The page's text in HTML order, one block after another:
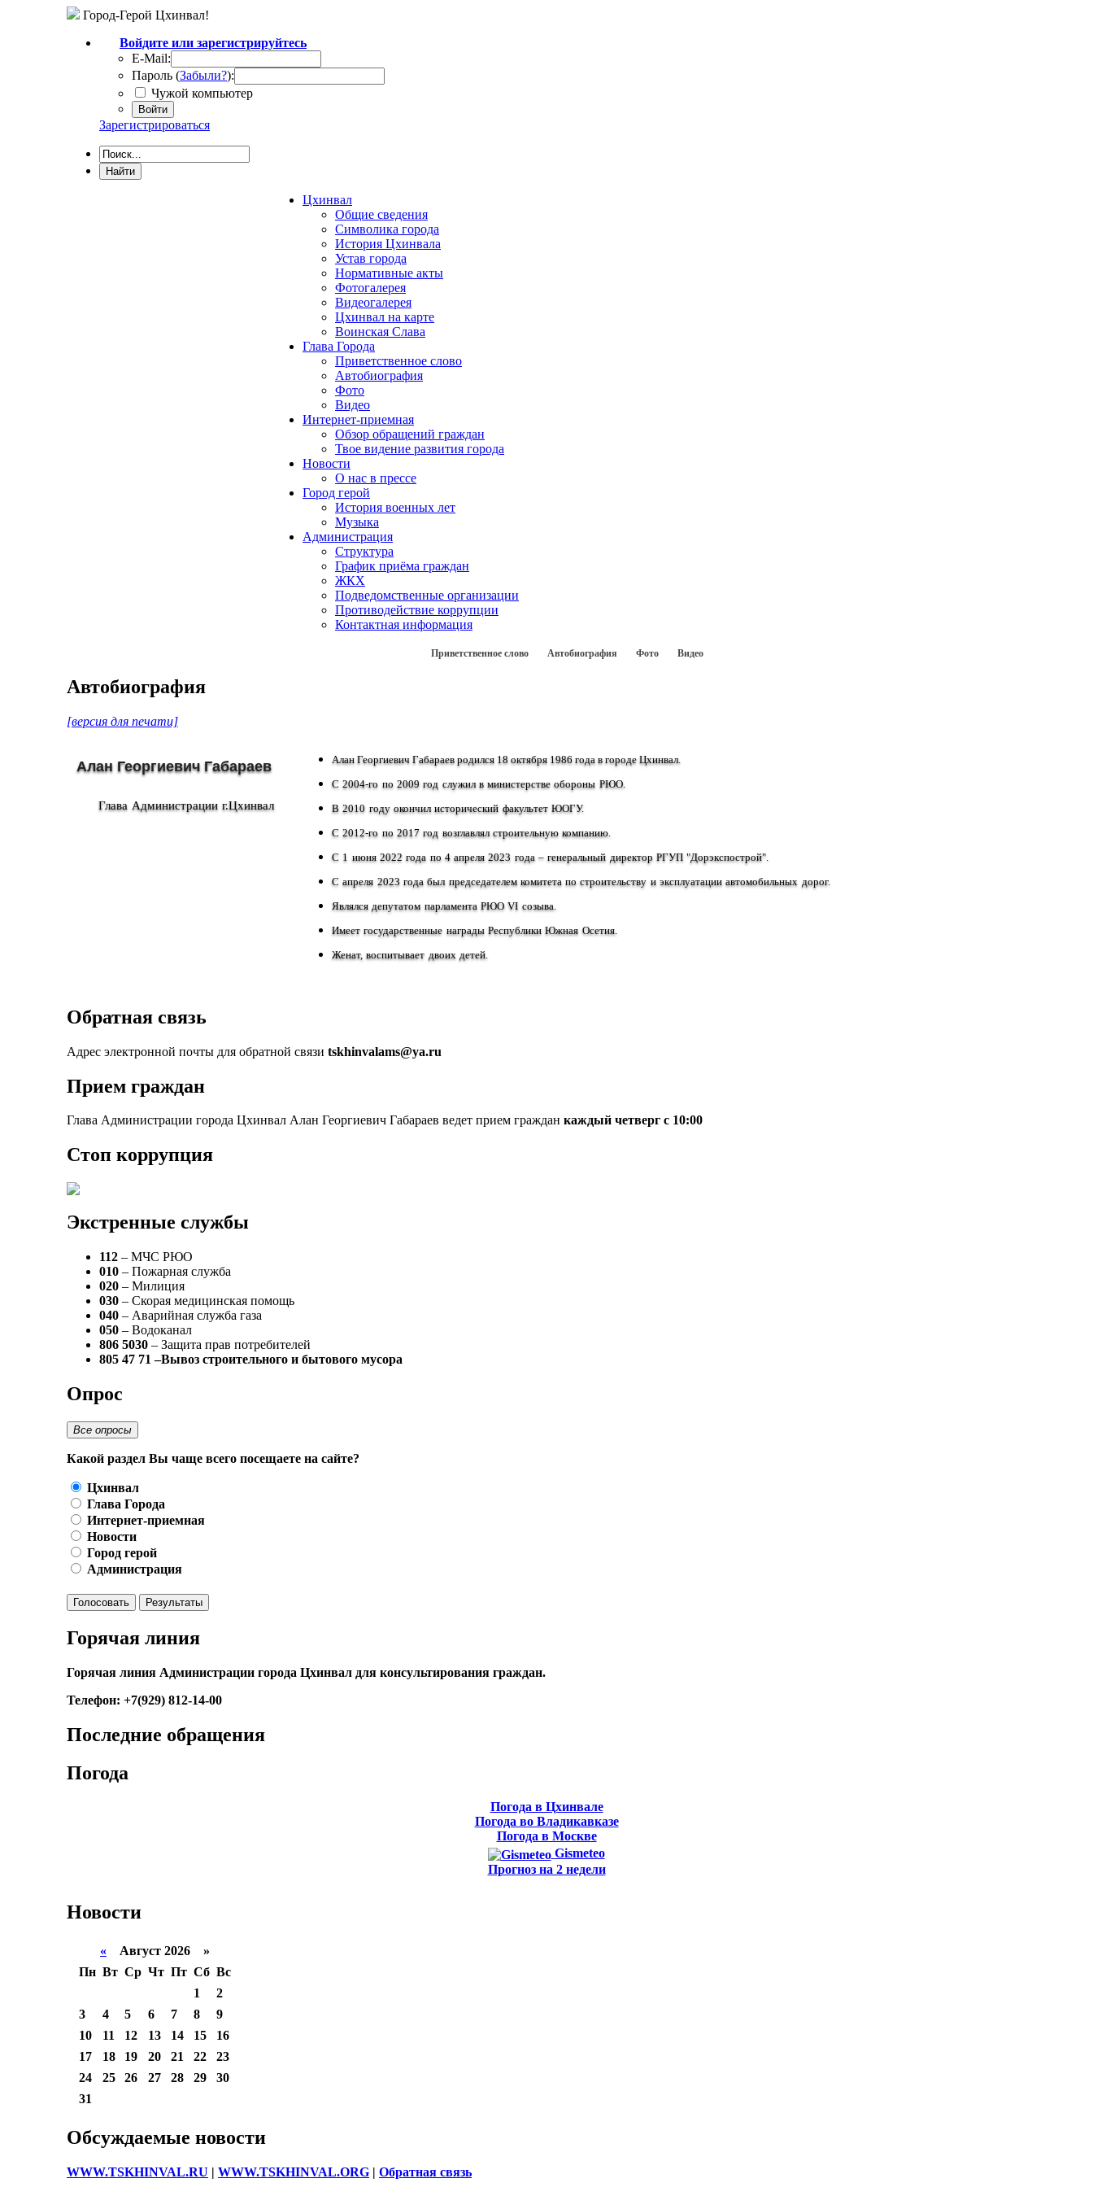
Город-Герой Цхинвал!
Войдите или зарегистрируйтесь
E-Mail:
Пароль (Забыли?):
Чужой компьютер
Войти
Зарегистрироваться
Цхинвал
Общие сведения
Символика города
История Цхинвала
Устав города
Нормативные акты
Фотогалерея
Видеогалерея
Цхинвал на карте
Воинская Слава
Глава Города
Приветственное слово
Автобиография
Фото
Видео
Интернет-приемная
Обзор обращений граждан
Твое видение развития города
Новости
О нас в прессе
Город герой
История военных лет
Музыка
Администрация
Структура
График приёма граждан
ЖКХ
Подведомственные организации
Противодействие коррупции
Контактная информация
Приветственное слово Автобиография Фото Видео
Автобиография
[версия для печати]
Алан Георгиевич Габараев
Глава Администрации г.Цхинвал
Алан Георгиевич Габараев родился 18 октября 1986 года в городе Цхинвал.
С 2004-го по 2009 год служил в министерстве обороны РЮО.
В 2010 году окончил исторический факультет ЮОГУ.
С 2012-го по 2017 год возглавлял строительную компанию.
С 1 июня 2022 года по 4 апреля 2023 года – генеральный директор РГУП "Дорэкспострой".
С апреля 2023 года был председателем комитета по строительству и эксплуатации автомобильных дорог.
Являлся депутатом парламента РЮО VI созыва.
Имеет государственные награды Республики Южная Осетия.
Женат, воспитывает двоих детей.
Обратная связь
Адрес электронной почты для обратной связи tskhinvalams@ya.ru
Прием граждан
Глава Администрации города Цхинвал Алан Георгиевич Габараев ведет прием граждан каждый четверг с 10:00
Стоп коррупция
Экстренные службы
112 – МЧС РЮО
010 – Пожарная служба
020 – Милиция
030 – Скорая медицинская помощь
040 – Аварийная служба газа
050 – Водоканал
806 5030 – Защита прав потребителей
805 47 71 –Вывоз строительного и бытового мусора
Опрос
Все опросы
Какой раздел Вы чаще всего посещаете на сайте?
Цхинвал
Глава Города
Интернет-приемная
Новости
Город герой
Администрация
Голосовать Результаты
Горячая линия
Горячая линия Администрации города Цхинвал для консультирования граждан.
Телефон: +7(929) 812-14-00
Последние обращения
Погода
Погода в Цхинвале
Погода во Владикавказе
Погода в Москве
Gismeteo
Прогноз на 2 недели
Новости
« Август 2026 »
Пн Вт Ср Чт Пт Сб Вс
1
2
3
4 5 6 7 8
9
10
11 12 13 14 15
16
17
18 19 20 21 22
23
24
25 26 27 28 29
30
31
Обсуждаемые новости
WWW.TSKHINVAL.RU | WWW.TSKHINVAL.ORG | Обратная связь